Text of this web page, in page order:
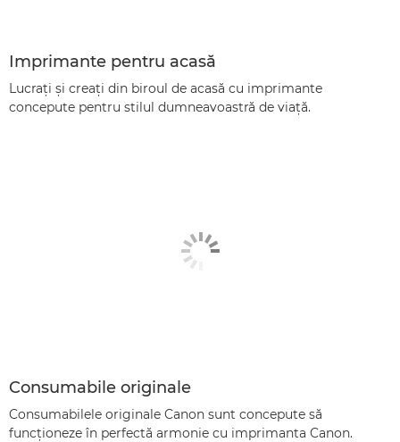
Imprimante pentru acasă
Lucraţi şi creaţi din biroul de acasă cu imprimante
concepute pentru stilul dumneavoastră de viaţă.
Consumabile originale
Consumabilele originale Canon sunt concepute să
funcţioneze în perfectă armonie cu imprimanta Canon.